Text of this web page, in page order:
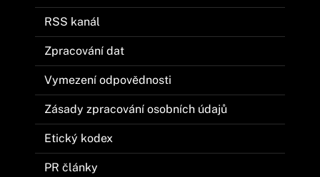
RSS kanál
Zpracování dat
Vymezení odpovědnosti
Zásady zpracování osobních údajů
Etický kodex
PR články